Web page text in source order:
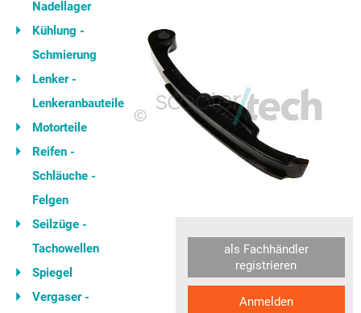
Nadellager
Kühlung -
Schmierung
Lenker -
Lenkeranbauteile
Motorteile
Reifen -
Schläuche -
Felgen
Seilzüge -
Tachowellen
Spiegel
Vergaser -
als Fachhändler
registrieren
Anmelden